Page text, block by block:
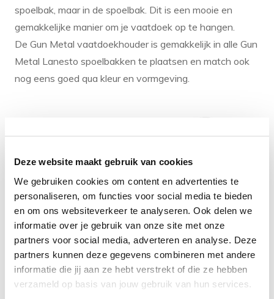
Deze website maakt gebruik van cookies
We gebruiken cookies om content en advertenties te
personaliseren, om functies voor social media te bieden
en om ons websiteverkeer te analyseren. Ook delen we
informatie over je gebruik van onze site met onze
partners voor social media, adverteren en analyse. Deze
partners kunnen deze gegevens combineren met andere
informatie die jij aan ze hebt verstrekt of die ze hebben
verzameld op basis van jouw gebruik van hun services.
spoelbak, maar in de spoelbak. Dit is een mooie en
gemakkelijke manier om je vaatdoek op te hangen.
De Gun Metal vaatdoekhouder is gemakkelijk in alle Gun
Metal Lanesto spoelbakken te plaatsen en match ook
nog eens goed qua kleur en vormgeving.
Klik hier om de Gun Metal vaatdoekhouder te bekijken.
Bodemrek
Om je Gun Metal Lanesto spoelbak te beschermen